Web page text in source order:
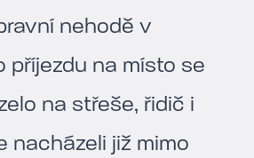
nehodě v
příjezdu na místo se
na střeše, řidič i
nacházeli již mimo